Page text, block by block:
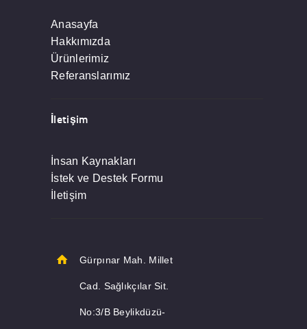
Anasayfa
Hakkımızda
Ürünlerimiz
Referanslarımız
İletişim
İnsan Kaynakları
İstek ve Destek Formu
İletişim
Gürpınar Mah. Millet
Cad. Sağlıkçılar Sit.
No:3/B Beylikdüzü-